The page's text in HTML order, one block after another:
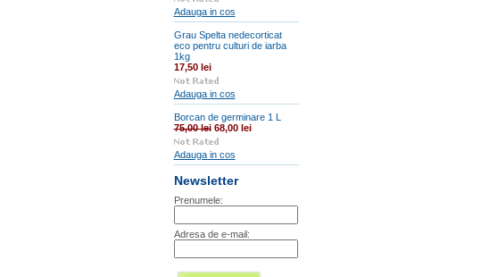
Adauga in cos
Grau Spelta nedecorticat
eco pentru culturi de iarba
1kg
17,50 lei
Adauga in cos
Borcan de germinare 1 L
75,00 lei68,00 lei
Adauga in cos
Newsletter
Prenumele:
Adresa de e-mail: